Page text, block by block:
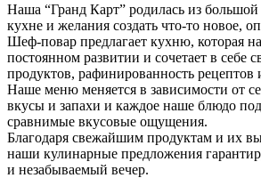
Наша “Гранд Карт” родилась из
кухне и желания создать что-то новое,
Шеф-повар предлагает кухню, которая
постоянном развитии и сочетает в себе
продуктов, рафинированность рецептов
Наше меню меняется в зависимости от
вкусы и запахи и каждое наше блюдо
сравнимые вкусовые ощущения.
Благодаря свежайшим продуктам и их
наши кулинарные предложения
и незабываемый вечер.